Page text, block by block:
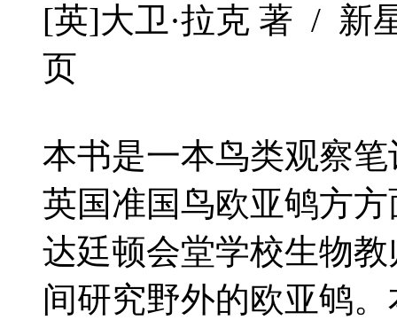
[英]大卫·拉克 著 / 新
页
本书是一本鸟类观察
英国准国鸟欧亚鸲方
达廷顿会堂学校生物
间研究野外的欧亚鸲